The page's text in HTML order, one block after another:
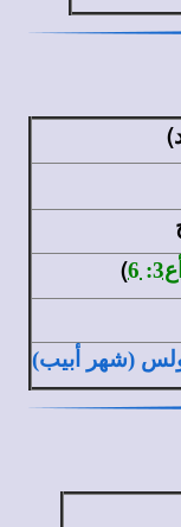
أع3: 6
)
(شهر أبيب)